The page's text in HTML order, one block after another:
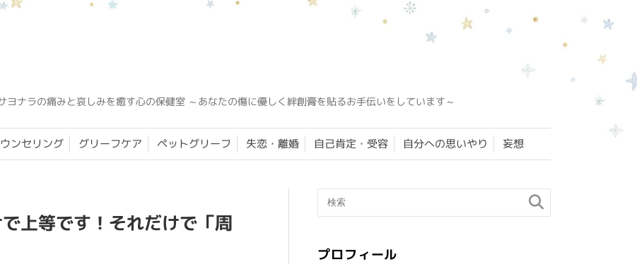
ヨナラの痛みと哀しみを癒す心の保健室 ～あなたの傷に優しく絆創膏を貼るお手伝いをしています～
ンセリング グリーフケア ペットグリーフ 失恋・離婚 自己肯定・受容 自分への思いやり 妄想
上等です！それだけで「周
プロフィール